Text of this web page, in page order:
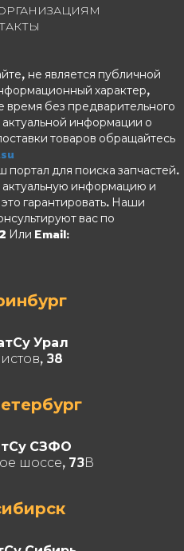
не является публичной
характер,
без предварительного
информации о
товаров обращайтесь
портал для поиска запчастей.
актуальную информацию и
гарантировать. Наши
вас по
Или Email:
Урал
38
СЗФО
шоссе, 73В